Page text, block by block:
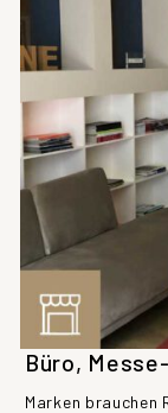
Büro,
Marken brauchen